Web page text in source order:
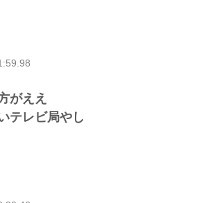
がええ
テレビ局やし